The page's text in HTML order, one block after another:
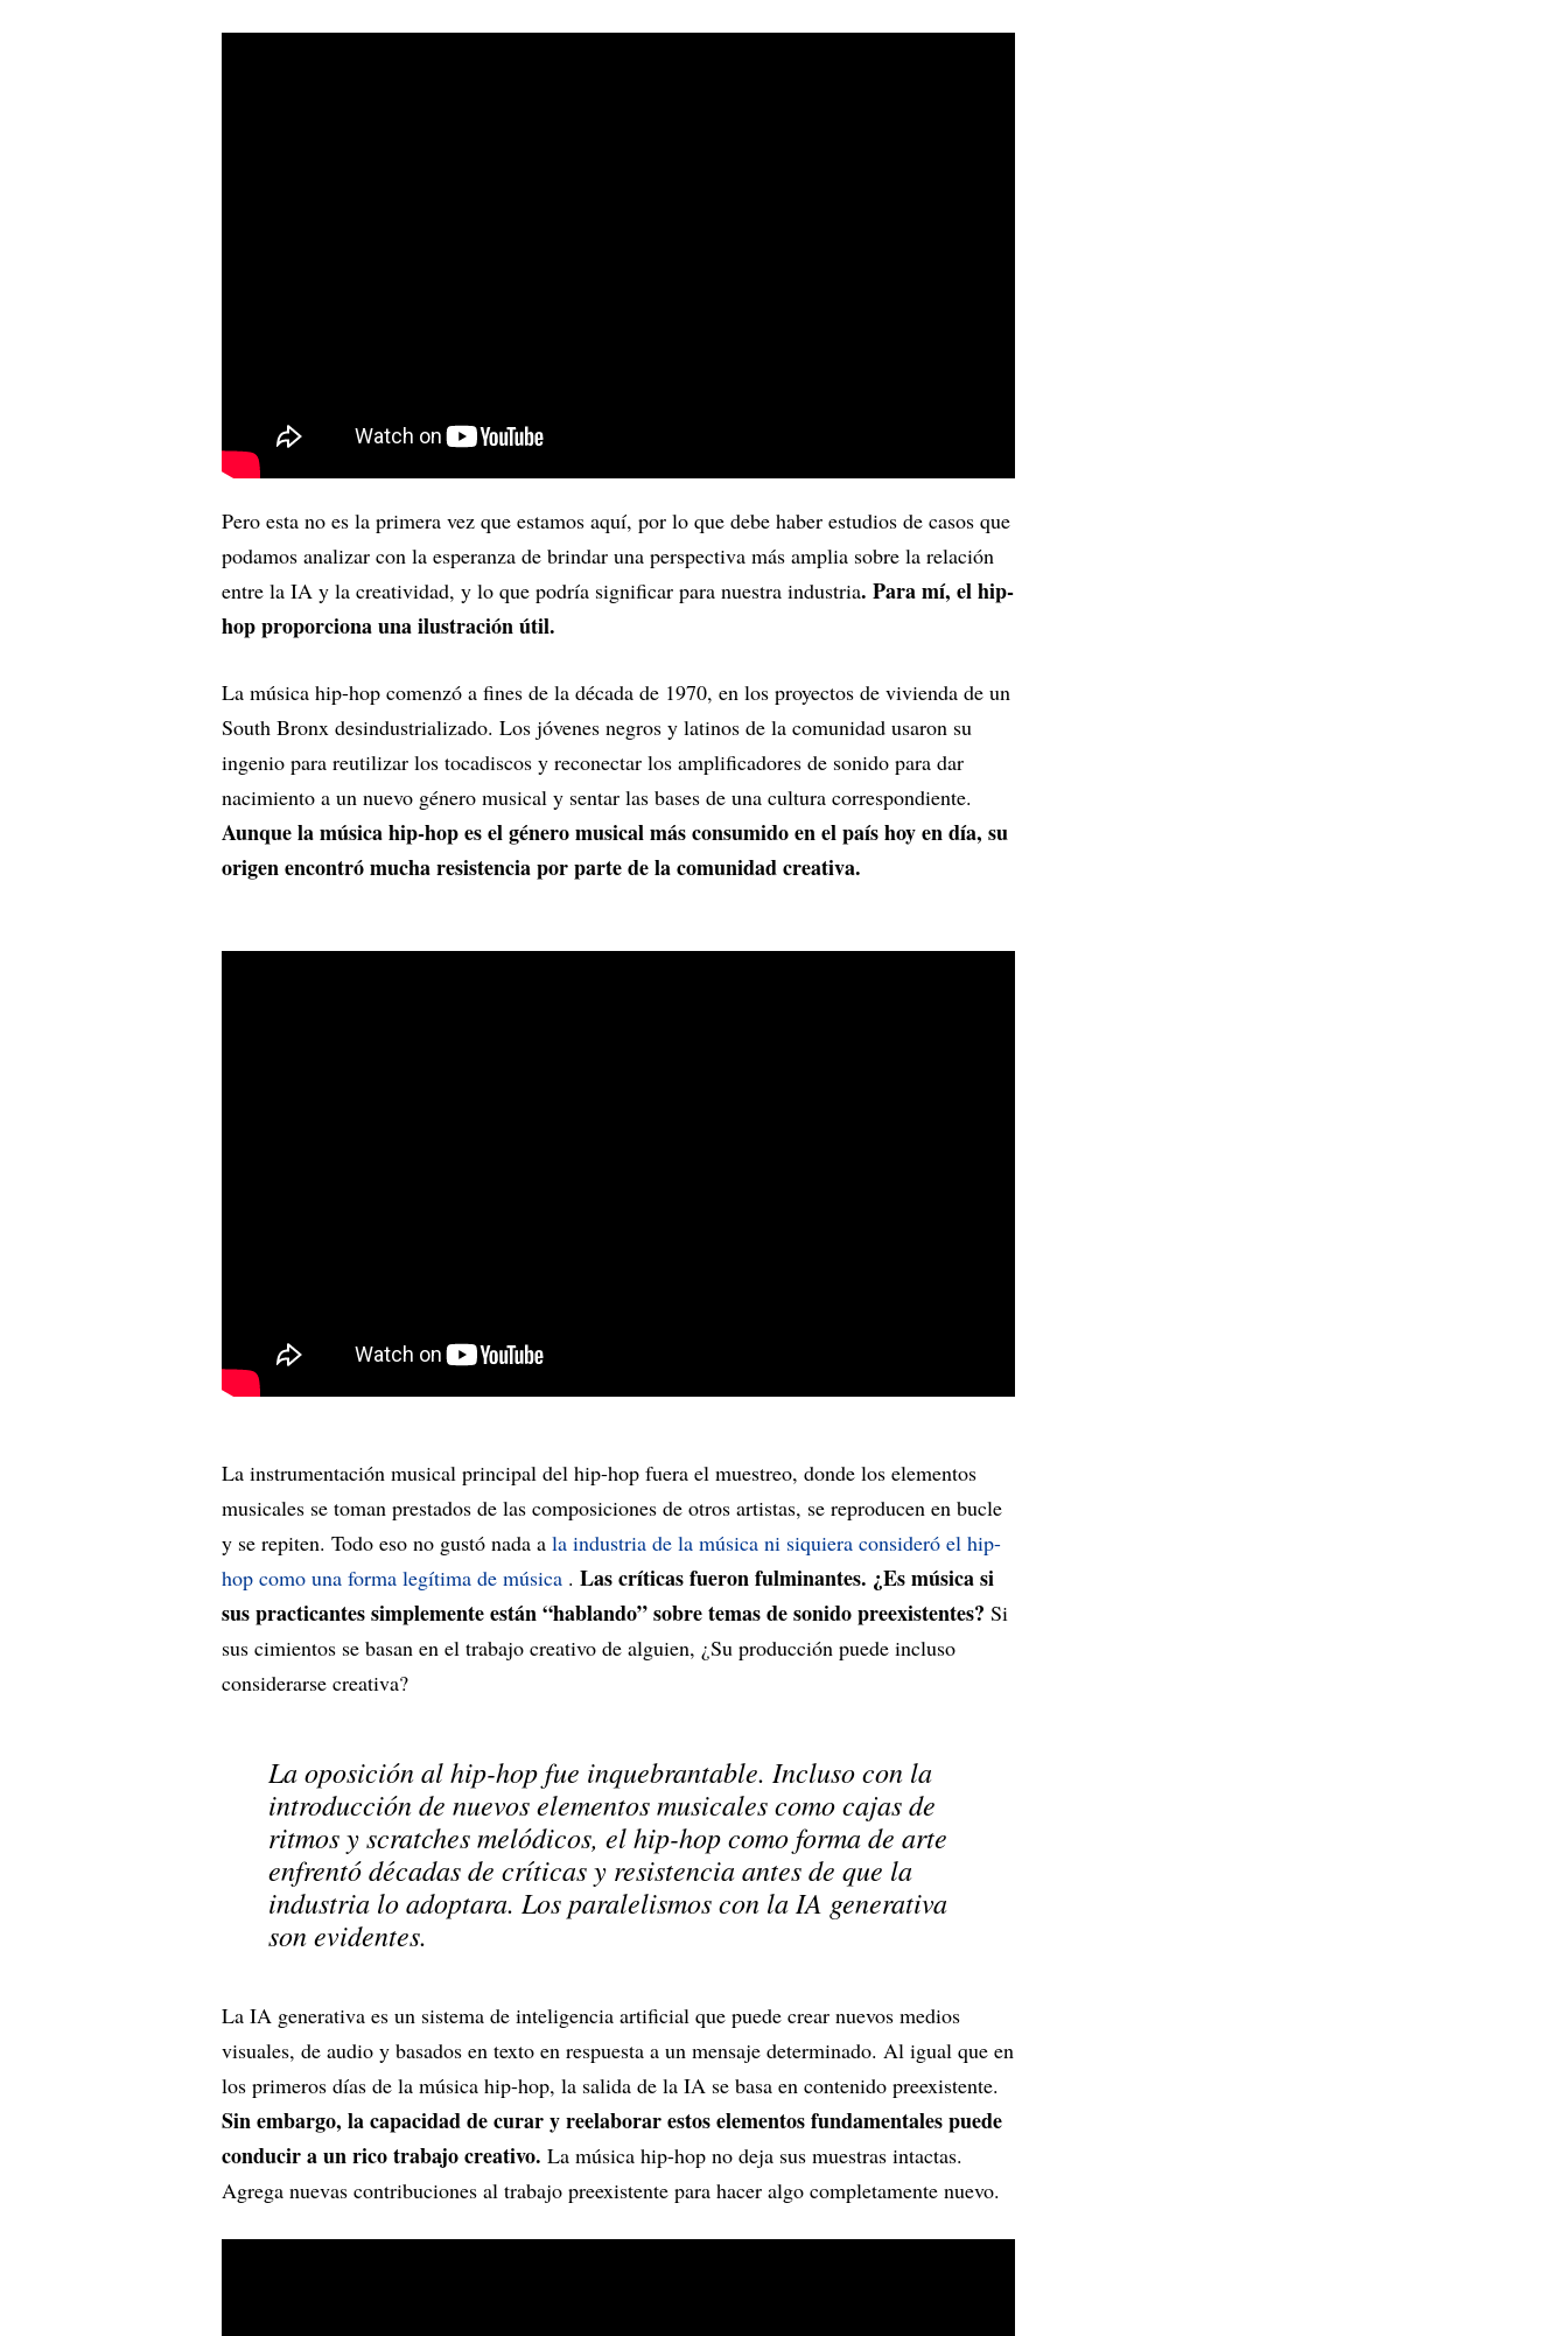
Pero esta no es la primera vez que estamos aquí, por lo que debe haber estudios de casos que
podamos analizar con la esperanza de brindar una perspectiva más amplia sobre la relación
entre la IA y la creatividad, y lo que podría significar para nuestra industria. Para mí, el hip-
hop proporciona una ilustración útil.
La música hip-hop comenzó a fines de la década de 1970, en los proyectos de vivienda de un
South Bronx desindustrializado. Los jóvenes negros y latinos de la comunidad usaron su
ingenio para reutilizar los tocadiscos y reconectar los amplificadores de sonido para dar
nacimiento a un nuevo género musical y sentar las bases de una cultura correspondiente.
Aunque la música hip-hop es el género musical más consumido en el país hoy en día, su
origen encontró mucha resistencia por parte de la comunidad creativa.
La instrumentación musical principal del hip-hop fuera el muestreo, donde los elementos
musicales se toman prestados de las composiciones de otros artistas, se reproducen en bucle
y se repiten. Todo eso no gustó nada a la industria de la música ni siquiera consideró el hip-
hop como una forma legítima de música . Las críticas fueron fulminantes. ¿Es música si
sus practicantes simplemente están “hablando” sobre temas de sonido preexistentes? Si
sus cimientos se basan en el trabajo creativo de alguien, ¿Su producción puede incluso
considerarse creativa?
La oposición al hip-hop fue inquebrantable. Incluso con la
introducción de nuevos elementos musicales como cajas de
ritmos y scratches melódicos, el hip-hop como forma de arte
enfrentó décadas de críticas y resistencia antes de que la
industria lo adoptara. Los paralelismos con la IA generativa
son evidentes.
La IA generativa es un sistema de inteligencia artificial que puede crear nuevos medios
visuales, de audio y basados en texto en respuesta a un mensaje determinado. Al igual que en
los primeros días de la música hip-hop, la salida de la IA se basa en contenido preexistente.
Sin embargo, la capacidad de curar y reelaborar estos elementos fundamentales puede
conducir a un rico trabajo creativo. La música hip-hop no deja sus muestras intactas.
Agrega nuevas contribuciones al trabajo preexistente para hacer algo completamente nuevo.